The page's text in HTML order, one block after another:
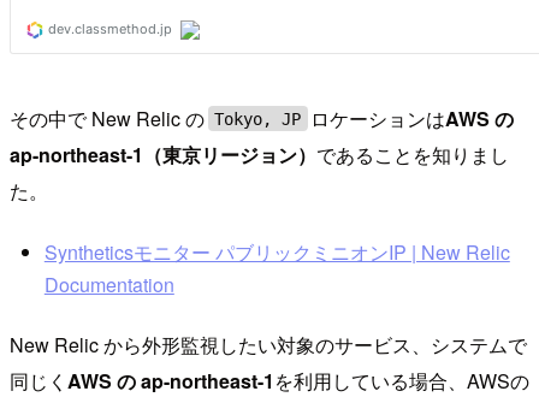
その中で New Relic の Tokyo, JP ロケーションはAWS の
ap-northeast-1（東京リージョン） であることを知りまし
た。
Syntheticsモニター パブリックミニオンIP | New Relic
Documentation
New Relic から外形監視したい対象のサービス、システムで
同じく AWS の ap-northeast-1 を利用している場合、AWSの